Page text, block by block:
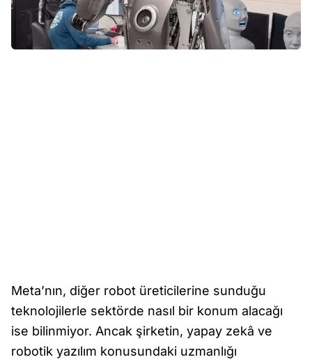
Meta’nın, diğer robot üreticilerine sunduğu
teknolojilerle sektörde nasıl bir konum alacağı
ise bilinmiyor. Ancak şirketin, yapay zekâ ve
robotik yazılım konusundaki uzmanlığı